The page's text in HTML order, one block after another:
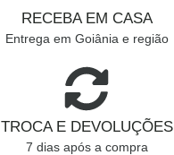
RECEBA EM CASA
Entrega em Goiânia e região
TROCA E DEVOLUÇÕES
7 dias após a compra